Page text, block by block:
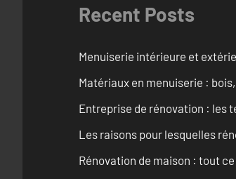
Recent Posts
Menuiserie intérieure et
Matériaux en menuiserie : bois,
Entreprise de rénovation : les
Les raisons pour lesquelles
Rénovation de maison : tout